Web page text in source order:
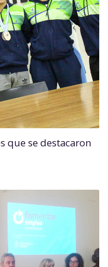
que se destacaron